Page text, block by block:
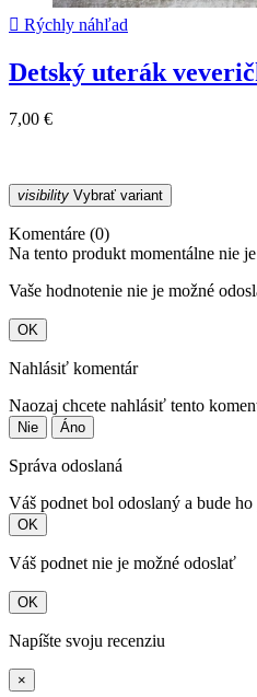
 Rýchly náhľad
Detský uterák
7,00 €
visibility Vybrať variant
Komentáre (0)
Na tento produkt momentálne nie
Vaše hodnotenie nie je možné
OK
Nahlásiť komentár
Naozaj chcete nahlásiť tento
Nie Áno
Správa odoslaná
Váš podnet bol odoslaný a bude
OK
Váš podnet nie je možné odoslať
OK
Napíšte svoju recenziu
×